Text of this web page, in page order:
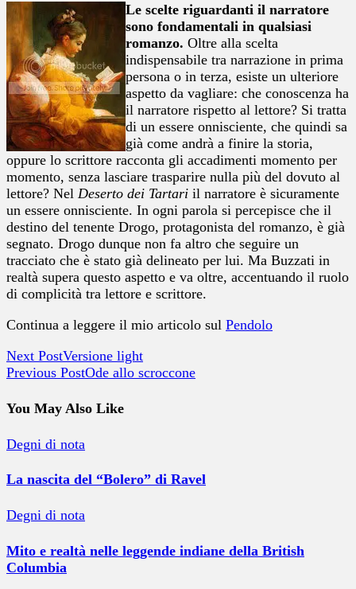
Le scelte riguardanti il narratore
sono fondamentali in qualsiasi
romanzo. Oltre alla scelta
indispensabile tra narrazione in prima
persona o in terza, esiste un ulteriore
aspetto da vagliare: che conoscenza ha
il narratore rispetto al lettore? Si tratta
di un essere onnisciente, che quindi sa
già come andrà a finire la storia,
oppure lo scrittore racconta gli accadimenti momento per
momento, senza lasciare trasparire nulla più del dovuto al
lettore? Nel Deserto dei Tartari il narratore è sicuramente
un essere onnisciente. In ogni parola si percepisce che il
destino del tenente Drogo, protagonista del romanzo, è già
segnato. Drogo dunque non fa altro che seguire un
tracciato che è stato già delineato per lui. Ma Buzzati in
realtà supera questo aspetto e va oltre, accentuando il ruolo
di complicità tra lettore e scrittore.
Continua a leggere il mio articolo sul Pendolo
Next PostVersione light
Previous PostOde allo scroccone
You May Also Like
Degni di nota
La nascita del “Bolero” di Ravel
Degni di nota
Mito e realtà nelle leggende indiane della British
Columbia